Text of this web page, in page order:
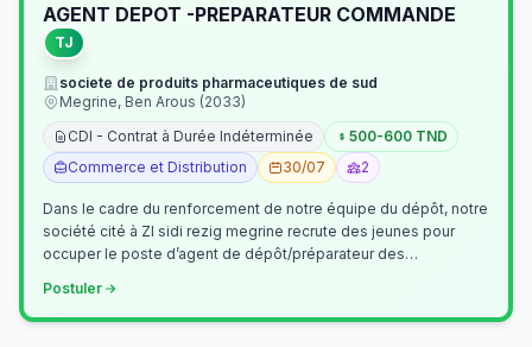
AGENT DEPOT -PREPARATEUR COMMANDE
TJ
societe de produits pharmaceutiques de sud
Megrine, Ben Arous (2033)
CDI - Contrat à Durée Indéterminée
500-600 TND
Commerce et Distribution
30/07 2
Dans le cadre du renforcement de notre équipe du dépôt, notre
société cité à ZI sidi rezig megrine recrute des jeunes pour
occuper le poste d’agent de dépôt/préparateur des
Postuler